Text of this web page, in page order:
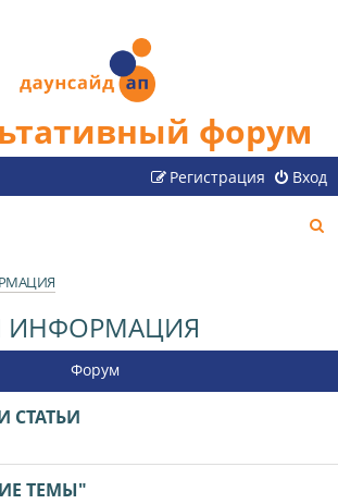
форум
Вход
Регистрация
ИНФОРМАЦИЯ
Форум
СТАТЬИ
ТЕМЫ"